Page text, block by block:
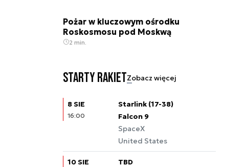
Pożar w kluczowym ośrodku
Roskosmosu pod Moskwą
2 min.
Starty rakietZobacz więcej
8 SIE
16:00
Starlink (17-38)
Falcon 9
SpaceX
United States
10 SIE
TBD